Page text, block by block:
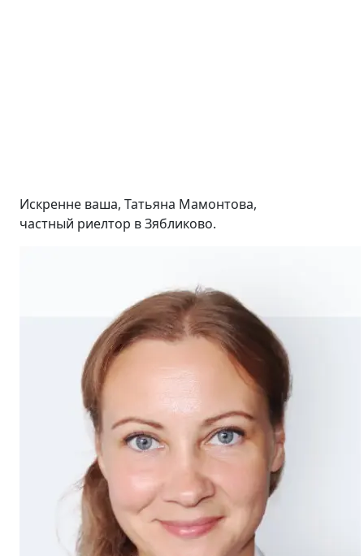
Искренне ваша, Татьяна Мамонтова,
частный риелтор в Зябликово.